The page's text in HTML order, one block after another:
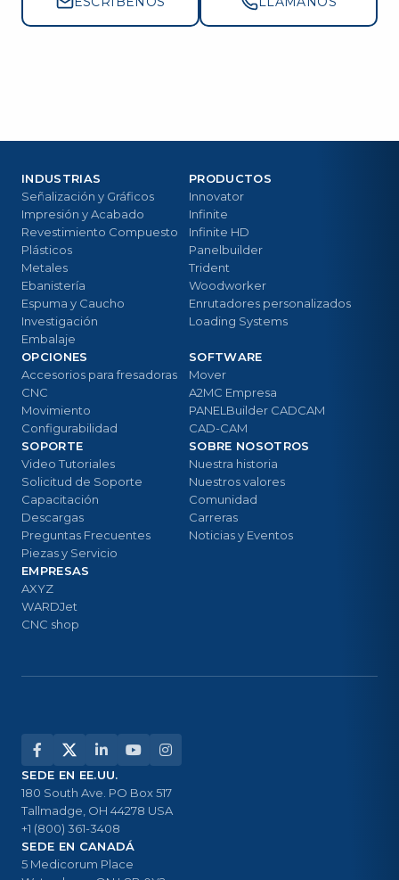
PRODUCTOS
Innovator
Infinite
Infinite HD
Panelbuilder
Trident
Woodworker
Enrutadores personalizados
Loading Systems
INDUSTRIAS
Señalización y Gráficos
Impresión y Acabado
Revestimiento Compuesto
Plásticos
Metales
Ebanistería
Espuma y Caucho
Investigación
Embalaje
OPCIONES
Accesorios para fresadoras
CNC
Movimiento
Configurabilidad
SOFTWARE
Mover
A2MC Empresa
PANELBuilder CADCAM
CAD-CAM
SOPORTE
Video Tutoriales
Solicitud de Soporte
Capacitación
Descargas
Preguntas Frecuentes
Piezas y Servicio
SOBRE NOSOTROS
Nuestra historia
Nuestros valores
Comunidad
Carreras
Noticias y Eventos
EMPRESAS
AXYZ
WARDJet
CNC shop
SEDE EN EE.UU.
180 South Ave. PO Box 517
Tallmadge, OH 44278 USA
+1 (800) 361-3408
SEDE EN CANADÁ
5 Medicorum Place